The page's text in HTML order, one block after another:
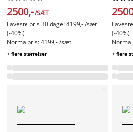
2500,-/SÆT
Laveste pris 30 dage: 4199,- /sæt
(-40%)
Normalpris: 4199,- /sæt
+ flere størrelser
(-40%)
+ flere